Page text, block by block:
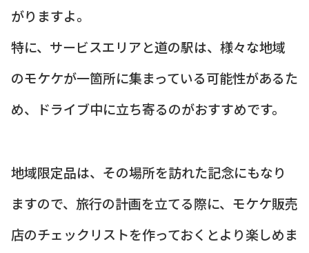
がりますよ。
特に、サービスエリアと道の駅は、様々な地域
のモケケが一箇所に集まっている可能性があるた
め、ドライブ中に立ち寄るのがおすすめです。
地域限定品は、その場所を訪れた記念にもなり
ますので、旅行の計画を立てる際に、モケケ販売
店のチェックリストを作っておくとより楽しめま